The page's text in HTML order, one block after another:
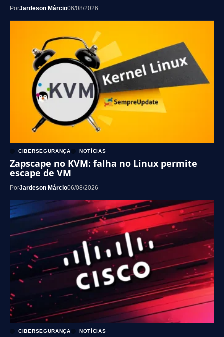
PorJardeson Márcio06/08/2026
CIBERSEGURANÇA NOTÍCIAS
Zapscape no KVM: falha no Linux permite
escape de VM
PorJardeson Márcio06/08/2026
CIBERSEGURANÇA NOTÍCIAS